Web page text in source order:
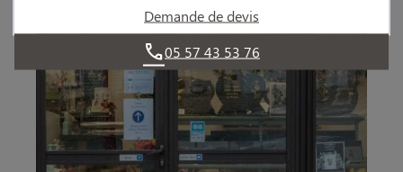
Demande de devis
05 57 43 53 76